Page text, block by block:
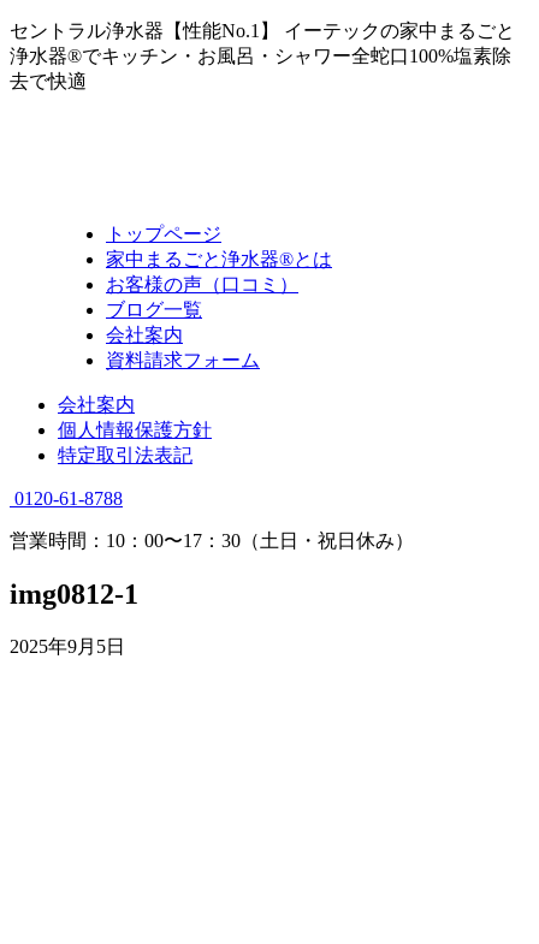
セントラル浄水器【性能No.1】 イーテックの家中まるごと
浄水器®でキッチン・お風呂・シャワー全蛇口100%塩素除
去で快適
トップページ
家中まるごと浄水器®とは
お客様の声（口コミ）
ブログ一覧
会社案内
資料請求フォーム
会社案内
個人情報保護方針
特定取引法表記
0120-61-8788
営業時間：10：00〜17：30（土日・祝日休み）
img0812-1
2025年9月5日